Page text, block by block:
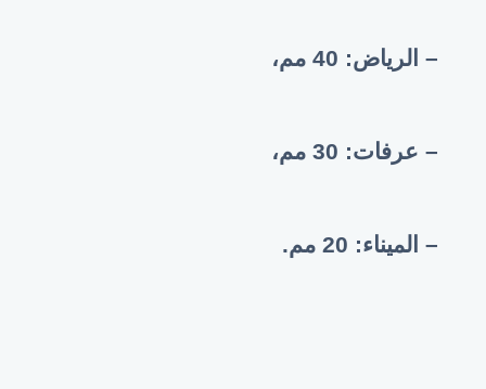
– الرياض: 40مم،
– عرفات: 30 مم،
– الميناء: 20 مم.